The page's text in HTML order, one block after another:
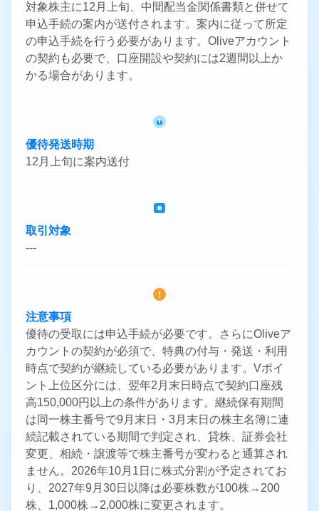
対象株主に12月上旬、中間配当金関係書類と併せて
申込手続の案内が送付されます。案内に従って所定
の申込手続を行う必要があります。Oliveアカウント
の契約も必要で、口座開設や契約には2週間以上か
かる場合があります。
優待発送時期
12月上旬に案内送付
取引対象
---
注意事項
優待の受取には申込手続が必要です。さらにOliveア
カウントの契約が必須で、特典の付与・発送・利用
時点で契約が継続している必要があります。Vポイ
ント上位区分には、翌年2月末日時点で契約口座残
高150,000円以上の条件があります。継続保有期間
は同一株主番号で9月末日・3月末日の株主名簿に連
続記載されている期間で判定され、貸株、証券会社
変更、相続・譲渡等で株主番号が変わると通算され
ません。2026年10月1日に株式分割が予定されてお
り、2027年9月30日以降は必要株数が100株→200
株、1,000株→2,000株に変更されます。